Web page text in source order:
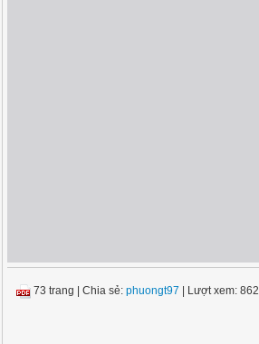
73 trang |Chia sẻ:phuongt97 | Lượt xem: 862